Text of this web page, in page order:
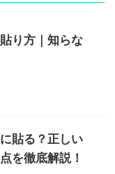
り方｜知らな
貼る？正しい
を徹底解説！